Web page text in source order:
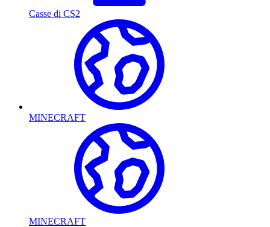
Casse di CS2
MINECRAFT
MINECRAFT